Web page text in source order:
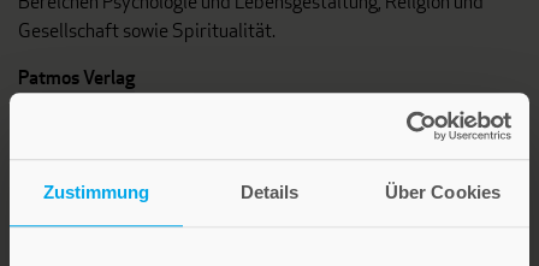
Zustimmung Details Über Cookies
Gesellschaft sowie Spiritualität.
Patmos Verlag